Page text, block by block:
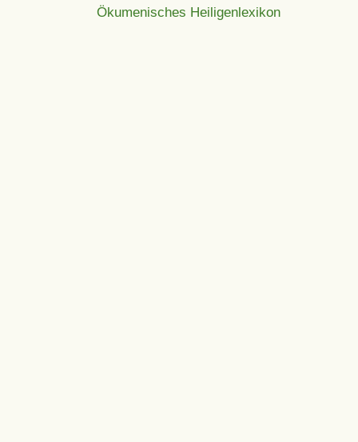
Ökumenisches Heiligenlexikon